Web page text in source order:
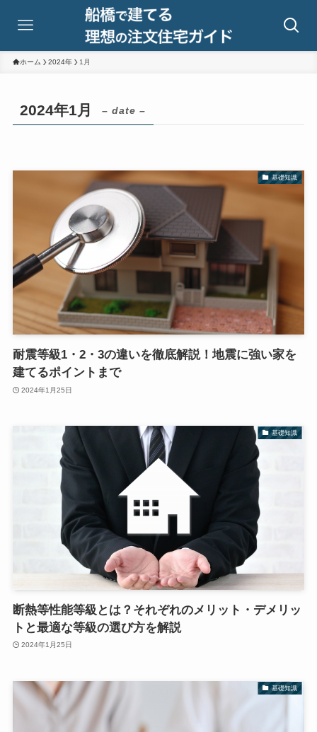
ホーム 2024年 1月
2024年1月 – date –
基礎知識
耐震等級1・2・3の違いを徹底解説！地震に強い家を
建てるポイントまで
2024年1月25日
基礎知識
断熱等性能等級とは？それぞれのメリット・デメリッ
トと最適な等級の選び方を解説
2024年1月25日
基礎知識